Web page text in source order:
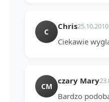
C
Chris25.10.2010
Ciekawie
CM
czary Mary
Bardzo